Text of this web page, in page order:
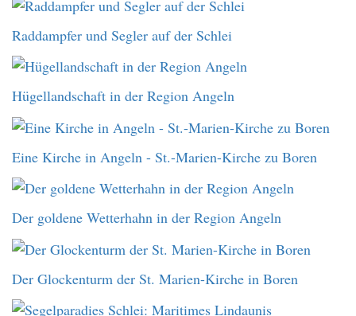
Raddampfer und Segler auf der Schlei
Hügellandschaft in der Region Angeln
Eine Kirche in Angeln - St.-Marien-Kirche zu Boren
Der goldene Wetterhahn in der Region Angeln
Der Glockenturm der St. Marien-Kirche in Boren